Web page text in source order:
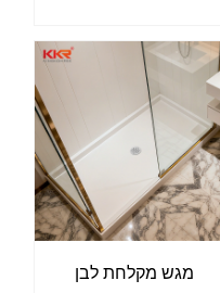
אמבטיה נגישים
מגש מקלחת לבן